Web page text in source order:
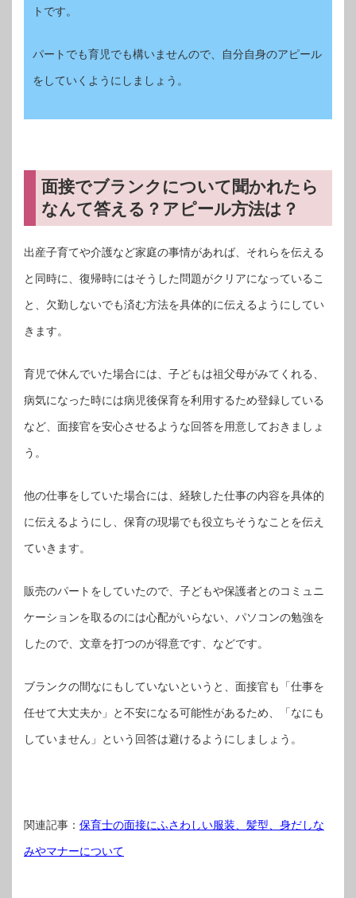
トです。
パートでも育児でも構いませんので、自分自身のアピール
をしていくようにしましょう。
面接でブランクについて聞かれたら
なんて答える？アピール方法は？
出産子育てや介護など家庭の事情があれば、それらを伝える
と同時に、復帰時にはそうした問題がクリアになっているこ
と、欠勤しないでも済む方法を具体的に伝えるようにしてい
きます。
育児で休んでいた場合には、子どもは祖父母がみてくれる、
病気になった時には病児後保育を利用するため登録している
など、面接官を安心させるような回答を用意しておきましょ
う。
他の仕事をしていた場合には、経験した仕事の内容を具体的
に伝えるようにし、保育の現場でも役立ちそうなことを伝え
ていきます。
販売のパートをしていたので、子どもや保護者とのコミュニ
ケーションを取るのには心配がいらない、パソコンの勉強を
したので、文章を打つのが得意です、などです。
ブランクの間なにもしていないというと、面接官も「仕事を
任せて大丈夫か」と不安になる可能性があるため、「なにも
していません」という回答は避けるようにしましょう。
関連記事： 保育士の面接にふさわしい服装、髪型、身だしな
みやマナーについて